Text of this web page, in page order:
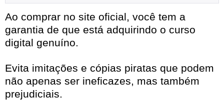
Ao comprar no site oficial, você tem a
garantia de que está adquirindo o curso
digital genuíno.
Evita imitações e cópias piratas que podem
não apenas ser ineficazes, mas também
prejudiciais.